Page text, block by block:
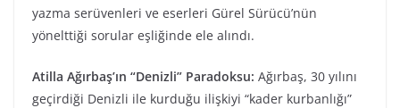
yazma serüvenleri ve eserleri Gürel Sürücü’nün
yönelttiği sorular eşliğinde ele alındı.
Atilla Ağırbaş’ın “Denizli” Paradoksu: Ağırbaş, 30 yılını
geçirdiği Denizli ile kurduğu ilişkiyi “kader kurbanlığı”